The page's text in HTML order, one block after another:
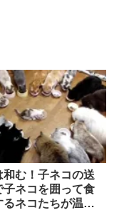
和む！子ネコの送
子ネコを囲って食
るネコたちが温か